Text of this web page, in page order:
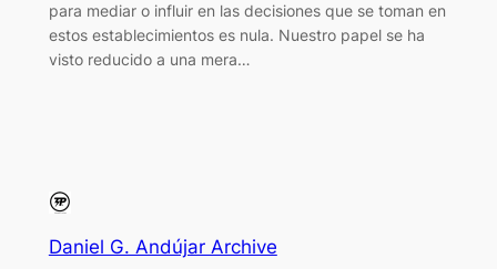
para mediar o influir en las decisiones que se toman en
estos establecimientos es nula. Nuestro papel se ha
visto reducido a una mera…
Daniel G. Andújar Archive